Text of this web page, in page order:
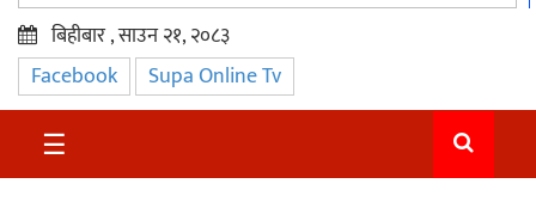
प्रमुख
समाचार
सुदुर
बिहीबार , साउन २१, २०८३
Facebook Supa Online Tv
☰